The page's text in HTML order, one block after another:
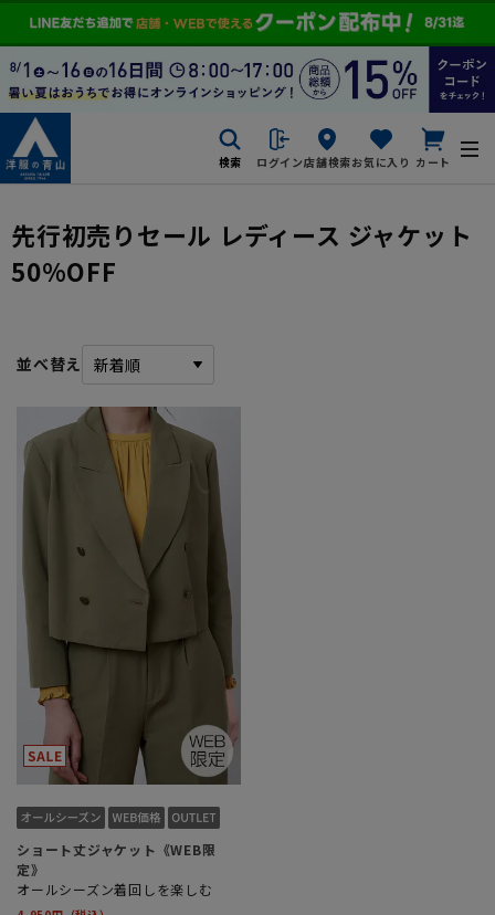
検索 ログイン店舗検索お気に入り カート
先行初売りセール レディース ジャケット
50%OFF
並べ替え
ショート丈ジャケット《WEB限
定》
オールシーズン着回しを楽しむ